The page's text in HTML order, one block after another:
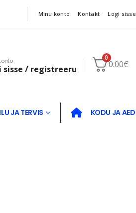
Minu konto Kontakt Logi sisse
sisse / registreeru
0
0.00€
ILU JA TERVIS KODU JA AED